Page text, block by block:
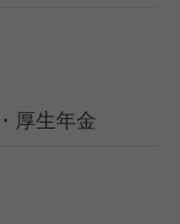
厚生年金